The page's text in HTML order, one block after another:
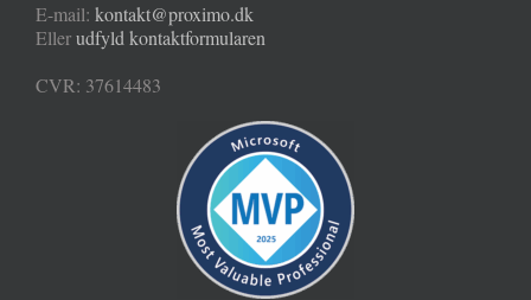
E-mail: kontakt@proximo.dk
Ellerudfyld kontaktformularen
CVR: 37614483